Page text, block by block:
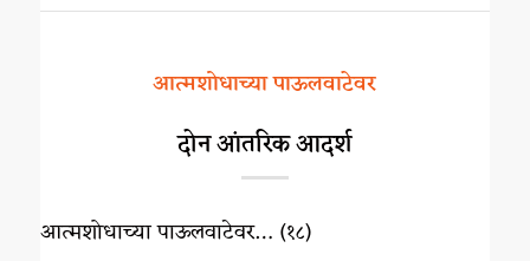
आत्मशोधाच्या पाऊलवाटेवर
दोन आंतरिक आदर्श
आत्मशोधाच्या पाऊलवाटेवर… (१८)